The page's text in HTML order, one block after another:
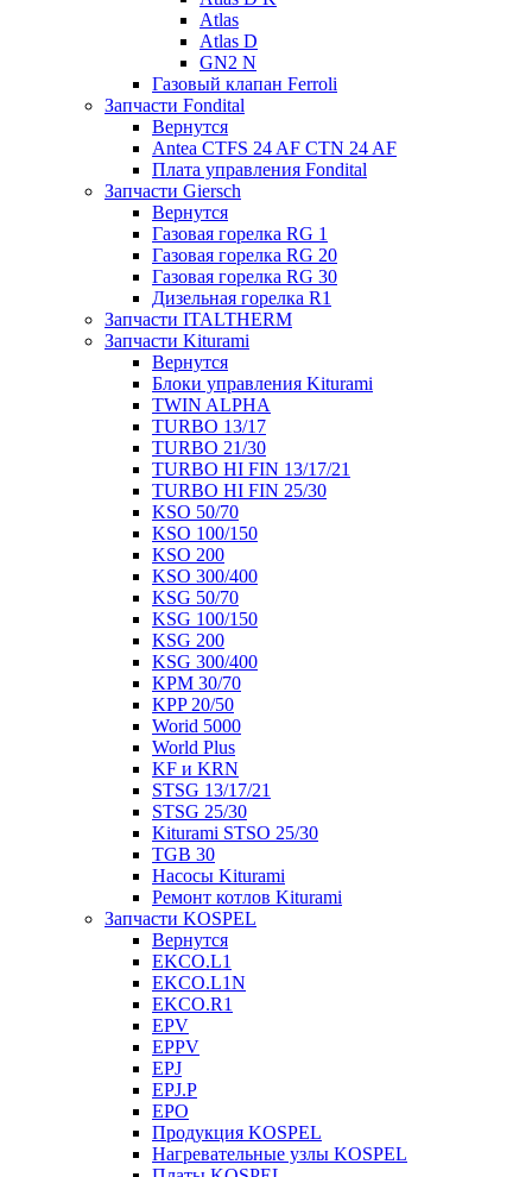
Atlas
Atlas D
GN2 N
Газовый клапан Ferroli
Запчасти Fondital
Вернутся
Antea CTFS 24 AF CTN 24 AF
Плата управления Fondital
Запчасти Giersch
Вернутся
Газовая горелка RG 1
Газовая горелка RG 20
Газовая горелка RG 30
Дизельная горелка R1
Запчасти ITALTHERM
Запчасти Kiturami
Вернутся
Блоки управления Kiturami
TWIN ALPHA
TURBO 13/17
TURBO 21/30
TURBO HI FIN 13/17/21
TURBO HI FIN 25/30
KSO 50/70
KSO 100/150
KSO 200
KSO 300/400
KSG 50/70
KSG 100/150
KSG 200
KSG 300/400
KPM 30/70
KPP 20/50
Worid 5000
World Plus
KF и KRN
STSG 13/17/21
STSG 25/30
Kiturami STSO 25/30
TGB 30
Насосы Kiturami
Ремонт котлов Kiturami
Запчасти KOSPEL
Вернутся
EKCO.L1
EKCO.L1N
EKCO.R1
EPV
EPPV
EPJ
EPJ.P
EPO
Продукция KOSPEL
Нагревательные узлы KOSPEL